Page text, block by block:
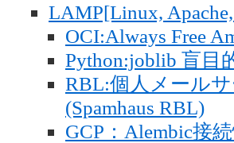
LAMP[Linux,
OCI:Always Free
Python:joblib 盲目
RBL:個人メール
(Spamhaus RBL)
GCP：Alembic接